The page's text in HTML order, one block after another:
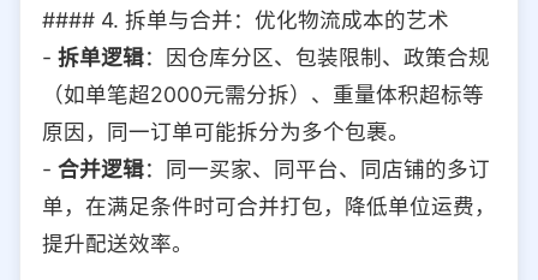
#### 4. 拆单与合并：优化物流成本的艺术
- 拆单逻辑：因仓库分区、包装限制、政策合规
（如单笔超2000元需分拆）、重量体积超标等
原因，同一订单可能拆分为多个包裹。
- 合并逻辑：同一买家、同平台、同店铺的多订
单，在满足条件时可合并打包，降低单位运费，
提升配送效率。